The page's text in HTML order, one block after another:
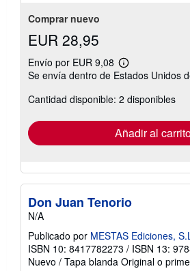
Comprar nuevo
EUR 28,95
Envío por EUR 9,08
Más
información
las
tarifas
envío
Se envía dentro de Estados Unidos
Cantidad disponible: 2 disponibles
Añadir al
Don Juan Tenorio
N/A
Publicado por MESTAS Ediciones,
ISBN 10: 8417782273 / ISBN 13:
Nuevo / Tapa blanda Original o